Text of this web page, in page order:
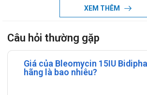
Sử dụng như một tác nhân gây xơ hóa
dịch màng phổi ác tính.
cho các trường hợp u hắc tố ác tính có
biểu mô ở tuyến giáp, phổi, bàng quang,
u lympho không Hodgkin, và ung thư tế
trứng.
XEM THÊM
Câu hỏi thường gặp
Giá của Bleomycin 15IU
hãng là bao nhiêu?